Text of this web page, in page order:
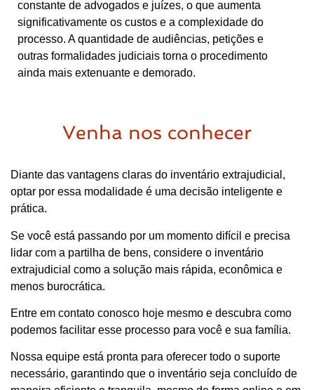
constante de advogados e juízes, o que aumenta
significativamente os custos e a complexidade do
processo. A quantidade de audiências, petições e
outras formalidades judiciais torna o procedimento
ainda mais extenuante e demorado.
Venha nos conhecer
Diante das vantagens claras do inventário extrajudicial,
optar por essa modalidade é uma decisão inteligente e
prática.
Se você está passando por um momento difícil e precisa
lidar com a partilha de bens, considere o inventário
extrajudicial como a solução mais rápida, econômica e
menos burocrática.
Entre em contato conosco hoje mesmo e descubra como
podemos facilitar esse processo para você e sua família.
Nossa equipe está pronta para oferecer todo o suporte
necessário, garantindo que o inventário seja concluído de